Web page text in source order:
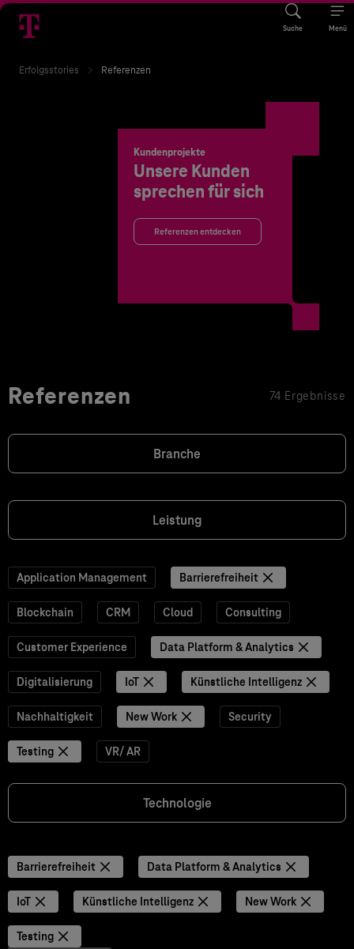
Suche Menü
Erfolgsstories Referenzen
Kundenprojekte
Unsere Kunden
sprechen für sich
Referenzen entdecken
Referenzen 74 Ergebnisse
Branche
Leistung
Application Management Barrierefreiheit
Blockchain CRM Cloud Consulting
Customer Experience Data Platform & Analytics
Digitalisierung IoT Künstliche Intelligenz
Nachhaltigkeit New Work Security
Testing VR/ AR
Technologie
Barrierefreiheit Data Platform & Analytics
IoT Künstliche Intelligenz New Work
Testing